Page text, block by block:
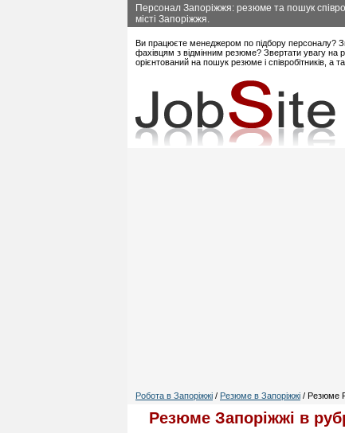
Персонал Запоріжжя: резюме та пошук
місті Запоріжжя.
Ви працюєте менеджером по підбору персоналу?
фахівцям з відмінним резюме? Звертати увагу на
орієнтований на пошук резюме і співробітників, а
Робота в Запоріжжі / Резюме в Запоріжжі / Резюме
Резюме Запоріжжі в